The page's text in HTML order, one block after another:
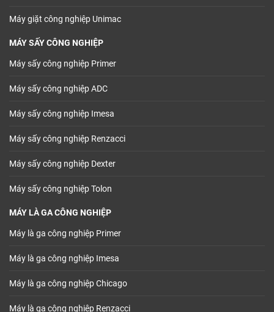
Máy giặt công nghiệp Unimac
MÁY SẤY CÔNG NGHIỆP
Máy sấy công nghiệp Primer
Máy sấy công nghiệp ADC
Máy sấy công nghiệp Imesa
Máy sấy công nghiệp Renzacci
Máy sấy công nghiệp Dexter
Máy sấy công nghiệp Tolon
MÁY LÀ GA CÔNG NGHIỆP
Máy là ga công nghiệp Primer
Máy là ga công nghiệp Imesa
Máy là ga công nghiệp Chicago
Máy là ga công nghiệp Renzacci